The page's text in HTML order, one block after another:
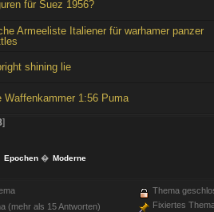
für Suez 1956?
Armeeliste Italiener für warhamer panzer
shining lie
Waffenkammer 1:56 Puma
]
Epochen� Moderne
(mehr als 15 Antworten)
Thema
Fixiertes